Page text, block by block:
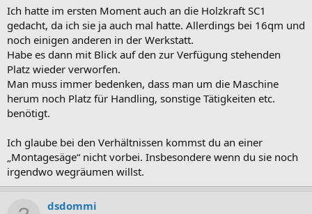
Zu beiden kann ich nichts sagen, gibts aber genug im Forum...
Ob du bei deinen Platzverhältnissen glücklich wirst mit so einer
großen Maschine? Vor allem wenn du auf Massivholz Bearbeitung
schaust braucht es ja auch noch einen Hobel...Dennoch viel Erfolg
bei der Suche
Ich hatte im ersten Moment auch an die Holzkraft SC1
gedacht, da ich sie ja auch mal hatte. Allerdings bei 16qm und
noch einigen anderen in der Werkstatt.
Habe es dann mit Blick auf den zur Verfügung stehenden
Platz wieder verworfen.
Man muss immer bedenken, dass man um die Maschine
herum noch Platz für Handling, sonstige Tätigkeiten etc.
benötigt.
Ich glaube bei den Verhältnissen kommst du an einer
„Montagesäge“ nicht vorbei. Insbesondere wenn du sie noch
irgendwo wegräumen willst.
dsdommi